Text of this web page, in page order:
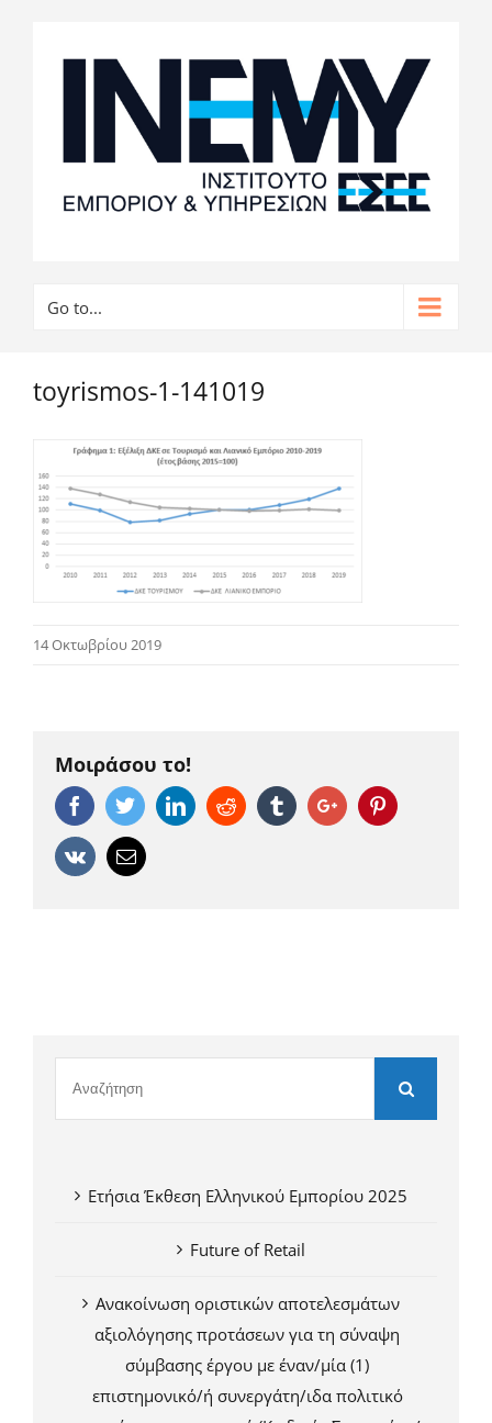
Go to...
toyrismos-1-141019
14 Οκτωβρίου 2019
Μοιράσου το!
FacebookTwitterLinkedinReddit TumblrGoogle+Pinterest
Vk Email
Ετήσια Έκθεση Ελληνικού Εμπορίου 2025
Future of Retail
Ανακοίνωση οριστικών αποτελεσμάτων
αξιολόγησης προτάσεων για τη σύναψη
σύμβασης έργου με έναν/μία (1)
επιστημονικό/ή συνεργάτη/ιδα πολιτικό